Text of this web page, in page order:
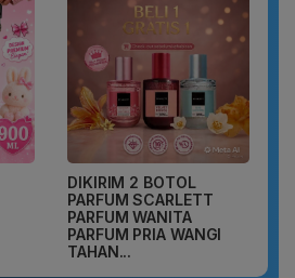
DIKIRIM 2 BOTOL
PARFUM SCARLETT
PARFUM WANITA
PARFUM PRIA WANGI
TAHAN...